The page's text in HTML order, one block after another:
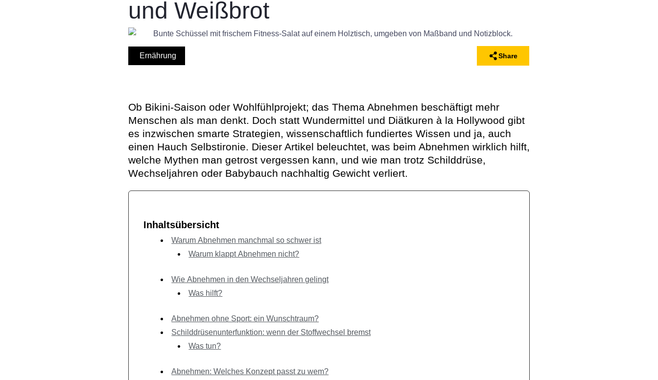
und Weißbrot
Ernährung Share
Ob Bikini-Saison oder Wohlfühlprojekt; das Thema Abnehmen beschäftigt mehr
Menschen als man denkt. Doch statt Wundermittel und Diätkuren à la Hollywood gibt
es inzwischen smarte Strategien, wissenschaftlich fundiertes Wissen und ja, auch
einen Hauch Selbstironie. Dieser Artikel beleuchtet, was beim Abnehmen wirklich hilft,
welche Mythen man getrost vergessen kann, und wie man trotz Schilddrüse,
Wechseljahren oder Babybauch nachhaltig Gewicht verliert.
Inhaltsübersicht
Warum Abnehmen manchmal so schwer ist
Warum klappt Abnehmen nicht?
Wie Abnehmen in den Wechseljahren gelingt
Was hilft?
Abnehmen ohne Sport: ein Wunschtraum?
Schilddrüsenunterfunktion: wenn der Stoffwechsel bremst
Was tun?
Abnehmen: Welches Konzept passt zu wem?